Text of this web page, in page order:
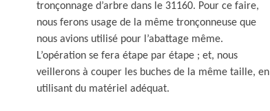
tronçonnage d’arbre dans le 31160. Pour ce faire,
nous ferons usage de la même tronçonneuse que
nous avions utilisé pour l’abattage même.
L’opération se fera étape par étape ; et, nous
veillerons à couper les buches de la même taille, en
utilisant du matériel adéquat.